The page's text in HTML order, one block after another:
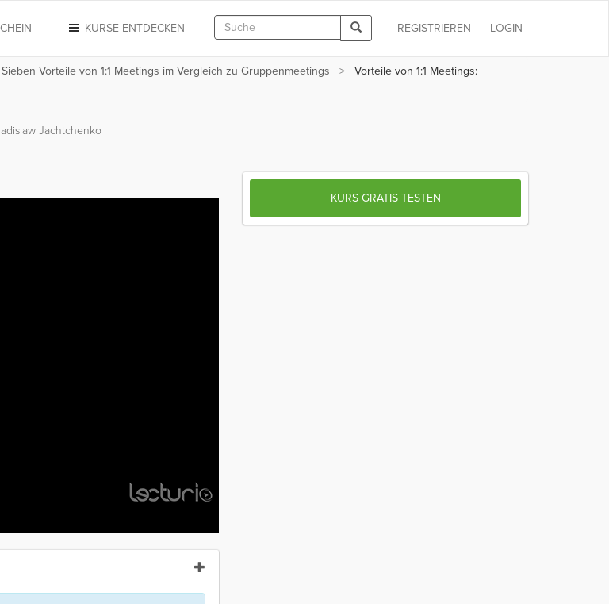
LOGIN
REGISTRIEREN
KURSE ENTDECKEN
Sieben Vorteile von 1:1 Meetings im Vergleich zu Gruppenmeetings
Vorteile von 1:1 Meetings:
Jachtchenko
KURS GRATIS TESTEN